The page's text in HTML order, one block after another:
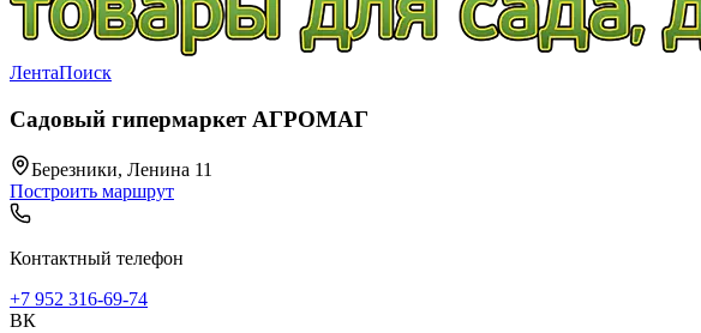
ЛентаПоиск
Садовый гипермаркет АГРОМАГ
Березники, Ленина 11
Построить маршрут
Контактный телефон
+7 952 316-69-74
ВК